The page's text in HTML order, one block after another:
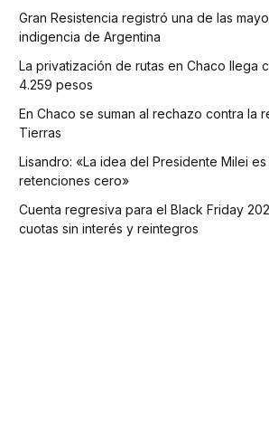
Gran Resistencia registró una de las
indigencia de Argentina
La privatización de rutas en Chaco llega
4.259 pesos
En Chaco se suman al rechazo contra la
Tierras
Lisandro: «La idea del Presidente Milei
retenciones cero»
Cuenta regresiva para el Black Friday
cuotas sin interés y reintegros